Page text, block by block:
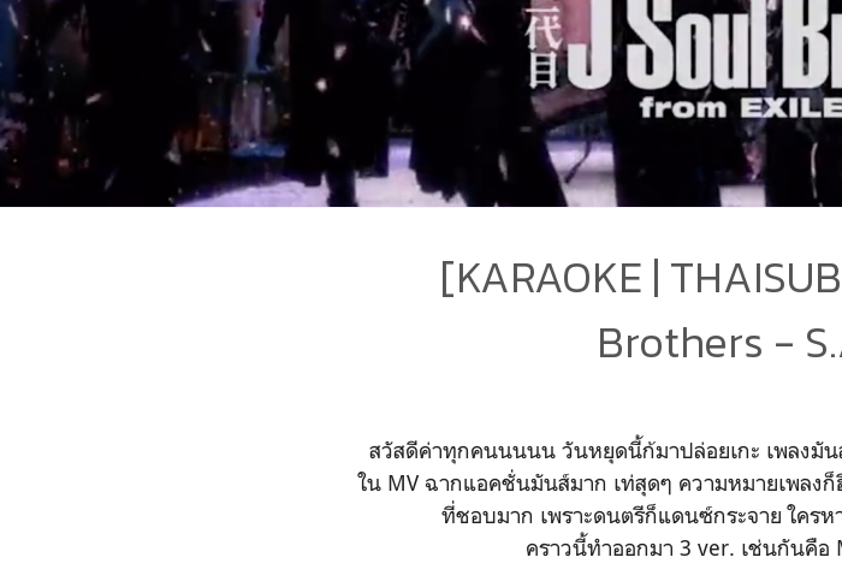
[KARAOKE |
Brothers -
สวัสดีค่าทุกคนนนนน วันหยุดนี้ก้มาปล่อยเกะ เพลงมัน
ใน MV ฉากแอคชั่นมันส์มาก เท่สุดๆ ความหมายเพลง
ที่ชอบมาก เพราะดนตรีก็แดนซ์กระจาย ใครห
คราวนี้ทำออกมา 3 ver. เช่นกันคือ